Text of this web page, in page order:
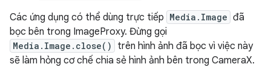
Các ứng dụng có thể dùng trực tiếp Media.Image đã
bọc bên trong ImageProxy. Đừng gọi
Media.Image.close()
trên hình ảnh đã bọc vì việc này
sẽ làm hỏng cơ chế chia sẻ hình ảnh bên trong CameraX.